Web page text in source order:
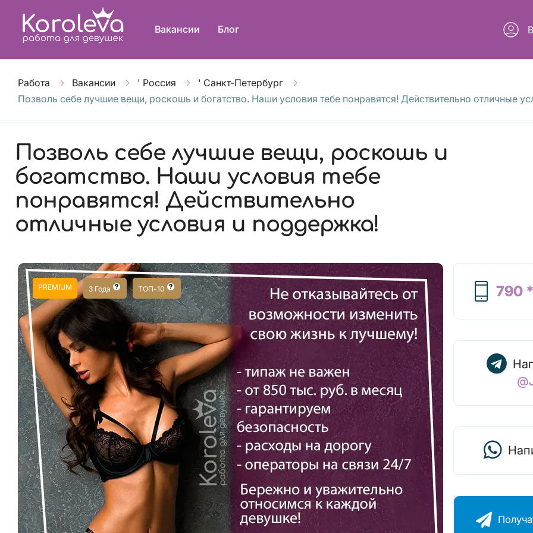
Вакансии Блог
Работа Вакансии ' Россия
' Санкт-Петербург
Позволь себе лучшие вещи, роскошь и богатство. Наши условия тебе понравятся! Действительно отличные
Позволь себе лучшие вещи, роскошь и
богатство. Наши условия тебе
понравятся! Действительно
отличные условия и поддержка!
PREMIUM 3 Года ТОП-10 790